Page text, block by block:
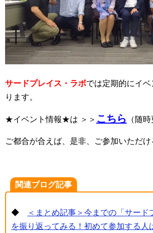
サードプレイス・ラボでは定期的にイ
ります。
★イベント情報★は ＞＞ こちら （随時
ご都合が合えば、是非、ご参加いただけ
関連ブログ記事
◆
＜まとめ記事＞今までの「サード
を振り返ってみる！初めて参加する人